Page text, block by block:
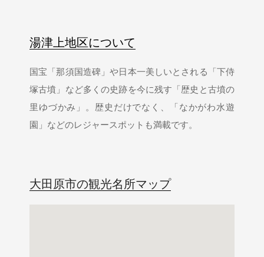
湯津上地区について
国宝「那須国造碑」や日本一美しいとされる「下侍
塚古墳」など多くの史跡を今に残す「歴史と古墳の
里ゆづかみ」。歴史だけでなく、「なかがわ水遊
園」などのレジャースポットも満載です。
大田原市の観光名所マップ